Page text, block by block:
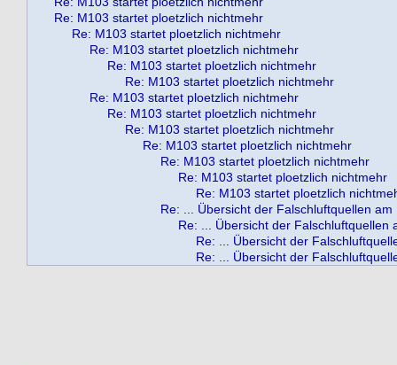
Re: M103 startet ploetzlich nichtmehr
Re: M103 startet ploetzlich nichtmehr
Re: M103 startet ploetzlich nichtmehr
Re: M103 startet ploetzlich nichtmehr
Re: M103 startet ploetzlich nichtmehr
Re: M103 startet ploetzlich nichtmehr
Re: M103 startet ploetzlich nichtmehr
Re: M103 startet ploetzlich nichtmehr
Re: M103 startet ploetzlich nichtmehr
Re: M103 startet ploetzlich nichtmehr
Re: M103 startet ploetzlich nichtmehr
Re: M103 startet ploetzlich
Re: ... Übersicht der Falschluftquellen am
Re: ... Übersicht der Falschluftquellen
Re: ... Übersicht der
Re: ... Übersicht der